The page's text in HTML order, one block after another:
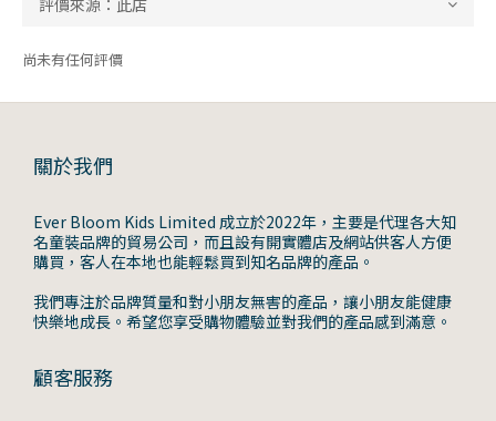
尚未有任何評價
關於我們
Ever Bloom Kids Limited 成立於2022年，主要是代理各大知
名童裝品牌的貿易公司，而且設有開實體店及網站供客人方便
購買，客人在本地也能輕鬆買到知名品牌的產品。
我們專注於品牌質量和對小朋友無害的產品，讓小朋友能健康
快樂地成長。希望您享受購物體驗並對我們的產品感到滿意。
顧客服務